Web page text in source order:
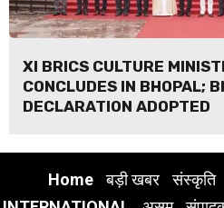
XI BRICS CULTURE
CONCLUDES IN BHOPAL;
DECLARATION ADOPTED
Home बड़ी खबर संस्कृति